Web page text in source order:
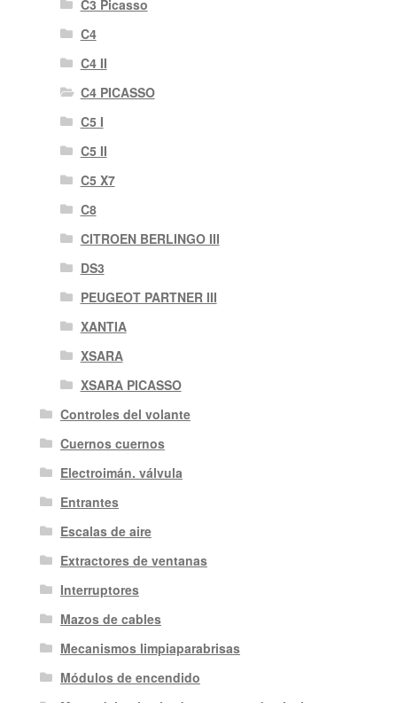
C3 Picasso
C4
C4 II
C4 PICASSO
C5 I
C5 II
C5 X7
C8
CITROEN BERLINGO III
DS3
PEUGEOT PARTNER III
XANTIA
XSARA
XSARA PICASSO
Controles del volante
Cuernos cuernos
Electroimán. válvula
Entrantes
Escalas de aire
Extractores de ventanas
Interruptores
Mazos de cables
Mecanismos limpiaparabrisas
Módulos de encendido